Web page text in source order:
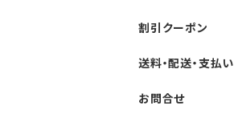
割引クーポン
送料・配送・支払い
お問合せ